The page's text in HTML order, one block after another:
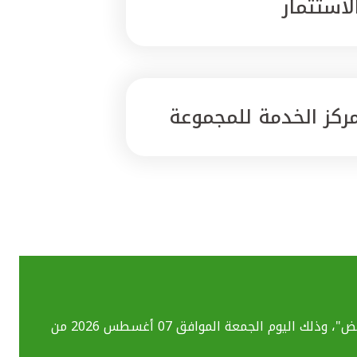
الخدمة للمجموعة
بسبب تحديث الأنظمة التقنية قد تواجهكم بعض الصعوبات في استخدام خدماتنا المصرفية الإلكترونية بما فيهم خدمة "ومض"، وذلك اليوم الجمعة الموافق 07 أغسطس 2026 من